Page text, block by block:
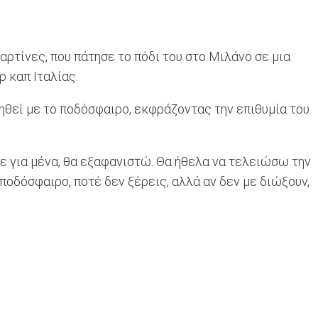
που πάτησε το πόδι του στο Μιλάνο σε μια
Ιταλίας.
με το ποδόσφαιρο, εκφράζοντας την επιθυμία του
για μένα, θα εξαφανιστώ. Θα ήθελα να τελειώσω την
ποτέ δεν ξέρεις, αλλά αν δεν με διώξουν,